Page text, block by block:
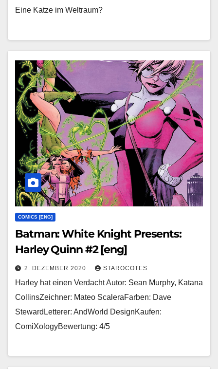
Eine Katze im Weltraum?
COMICS [ENG]
Batman: White Knight Presents:
Harley Quinn #2 [eng]
2. DEZEMBER 2020 STAROCOTES
Harley hat einen Verdacht Autor: Sean Murphy, Katana
CollinsZeichner: Mateo ScaleraFarben: Dave
StewardLetterer: AndWorld DesignKaufen:
ComiXologyBewertung: 4/5